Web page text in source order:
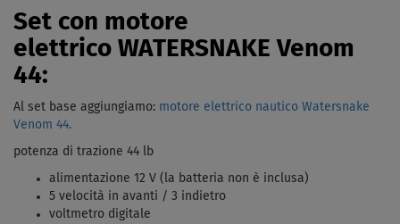
Set con motore
elettrico WATERSNAKE Venom
44:
Al set base aggiungiamo: motore elettrico nautico Watersnake
Venom 44.
potenza di trazione 44 lb
alimentazione 12 V (la batteria non è inclusa)
5 velocità in avanti / 3 indietro
voltmetro digitale